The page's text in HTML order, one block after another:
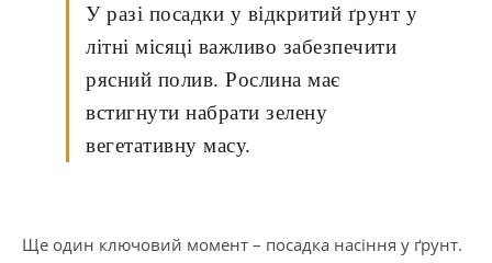
У разі посадки у відкритий ґрунт у
літні місяці важливо забезпечити
рясний полив. Рослина має
встигнути набрати зелену
вегетативну масу.
Ще один ключовий момент – посадка насіння у ґрунт.